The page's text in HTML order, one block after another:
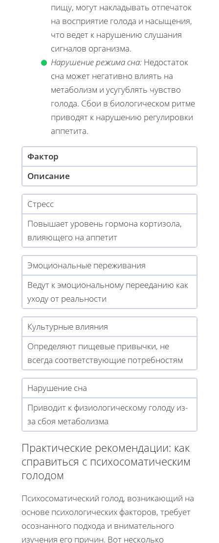
пищу, могут накладывать отпечаток
на восприятие голода и насыщения,
что ведет к нарушению слушания
сигналов организма.
Нарушение режима сна: Недостаток
сна может негативно влиять на
метаболизм и усугублять чувство
голода. Сбои в биологическом ритме
приводят к нарушению регулировки
аппетита.
Фактор
Описание
Стресс
Повышает уровень гормона кортизола,
влияющего на аппетит
Эмоциональные переживания
Ведут к эмоциональному перееданию как
уходу от реальности
Культурные влияния
Определяют пищевые привычки, не
всегда соответствующие потребностям
Нарушение сна
Приводит к физиологическому голоду из-
за сбоя метаболизма
Практические рекомендации: как
справиться с психосоматическим
голодом
Психосоматический голод, возникающий на
основе психологических факторов, требует
осознанного подхода и внимательного
изучения его причин. Вот несколько